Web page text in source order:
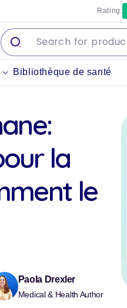
Bibliothèque de santé
Rating:
la
le
Paola Drexler
Medical & Health Author